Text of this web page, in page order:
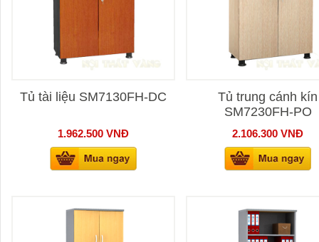
Tủ tài liệu SM7130FH-DC
1.962.500 VNĐ
Tủ trung cánh kín
SM7230FH-PO
2.106.300 VNĐ